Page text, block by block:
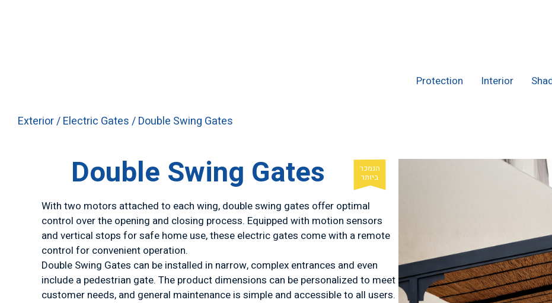
Protection Interior
Exterior/Electric Gates/ Double Swing Gates
Double Swing Gates
With two motors attached to each wing, double swing gates offer optimal
control over the opening and closing process. Equipped with motion sensors
and vertical stops for safe home use, these electric gates come with a remote
control for convenient operation.
Double Swing Gates can be installed in narrow, complex entrances and even
include a pedestrian gate. The product dimensions can be personalized to meet
customer needs, and general maintenance is simple and accessible to all users.